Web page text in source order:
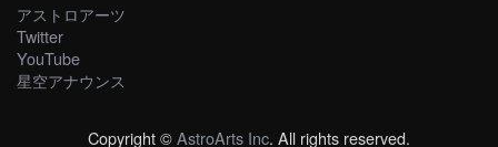
アストロアーツ
Twitter
YouTube
星空アナウンス
Copyright ©AstroArts Inc. All rights reserved.